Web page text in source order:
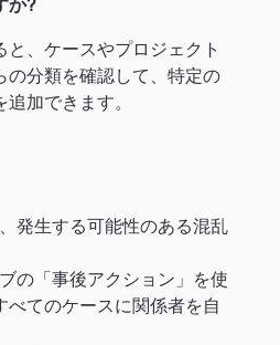
、ケースやプロジェクト
の分類を確認して、特定の
加できます。
発生する可能性のある混乱
の「事後アクション」を使
てのケースに関係者を自